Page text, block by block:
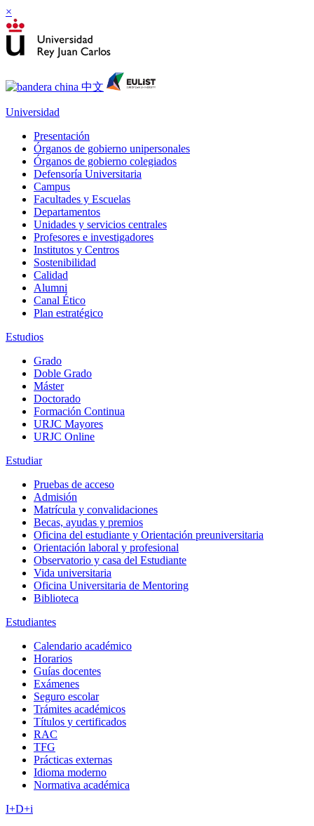
×
Universidad
Presentación
Órganos de gobierno unipersonales
Órganos de gobierno colegiados
Defensoría Universitaria
Campus
Facultades y Escuelas
Departamentos
Unidades y servicios centrales
Profesores e investigadores
Institutos y Centros
Sostenibilidad
Calidad
Alumni
Canal Ético
Plan estratégico
Estudios
Grado
Doble Grado
Máster
Doctorado
Formación Continua
URJC Mayores
URJC Online
Estudiar
Pruebas de acceso
Admisión
Matrícula y convalidaciones
Becas, ayudas y premios
Oficina del estudiante y Orientación preuniversitaria
Orientación laboral y profesional
Observatorio y casa del Estudiante
Vida universitaria
Oficina Universitaria de Mentoring
Biblioteca
Estudiantes
Calendario académico
Horarios
Guías docentes
Exámenes
Seguro escolar
Trámites académicos
Títulos y certificados
RAC
TFG
Prácticas externas
Idioma moderno
Normativa académica
I+D+i